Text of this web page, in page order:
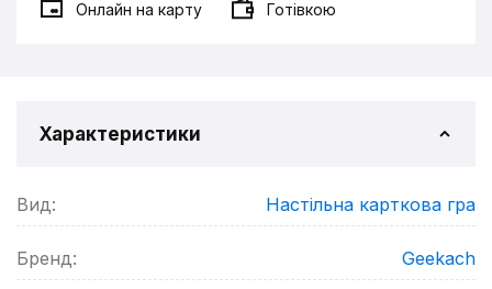
Онлайн на карту Готівкою
Характеристики
Вид: Настільна карткова гра
Бренд: Geekach